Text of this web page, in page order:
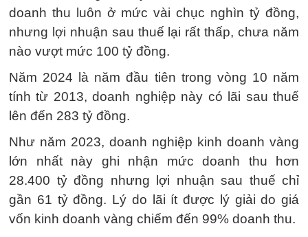
doanh thu luôn ở mức vài chục nghìn tỷ đồng,
nhưng lợi nhuận sau thuế lại rất thấp, chưa năm
nào vượt mức 100 tỷ đồng.
Năm 2024 là năm đầu tiên trong vòng 10 năm
tính từ 2013, doanh nghiệp này có lãi sau thuế
lên đến 283 tỷ đồng.
Như năm 2023, doanh nghiệp kinh doanh vàng
lớn nhất này ghi nhận mức doanh thu hơn
28.400 tỷ đồng nhưng lợi nhuận sau thuế chỉ
gần 61 tỷ đồng. Lý do lãi ít được lý giải do giá
vốn kinh doanh vàng chiếm đến 99% doanh thu.